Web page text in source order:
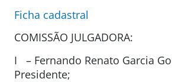
Ficha cadastral
COMISSÃO JULGADORA:
I – Fernando Renato Garcia
Presidente;